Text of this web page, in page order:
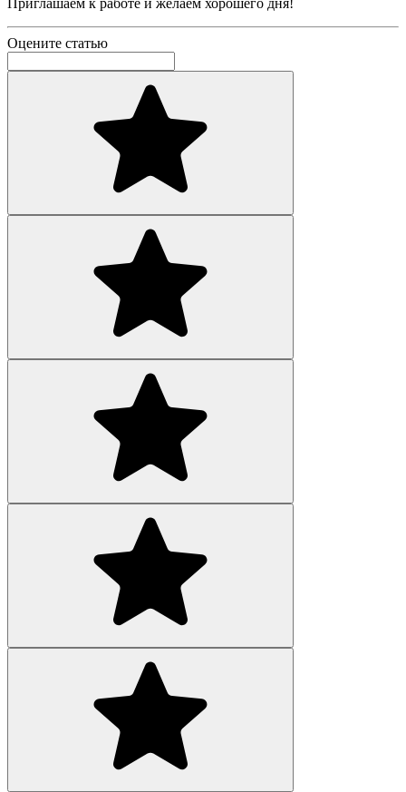
Приглашаем к работе и желаем хорошего дня!
Оцените статью